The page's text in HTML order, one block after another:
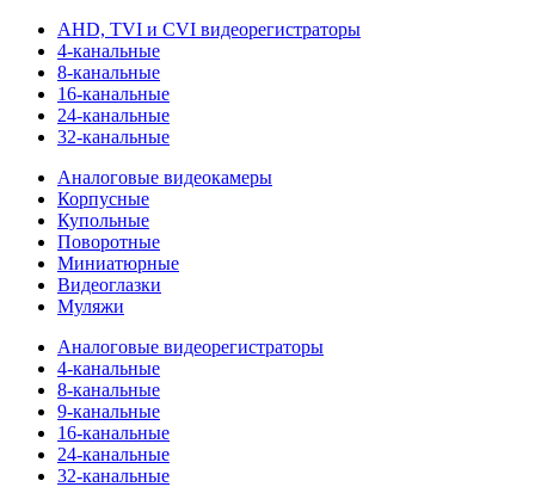
AHD, TVI и CVI видеорегистраторы
4-канальные
8-канальные
16-канальные
24-канальные
32-канальные
Аналоговые видеокамеры
Корпусные
Купольные
Поворотные
Миниатюрные
Видеоглазки
Муляжи
Аналоговые видеорегистраторы
4-канальные
8-канальные
9-канальные
16-канальные
24-канальные
32-канальные